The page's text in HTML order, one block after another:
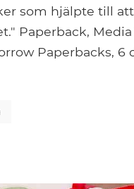
som hjälpte till
Paperback,
Paperbacks, 6